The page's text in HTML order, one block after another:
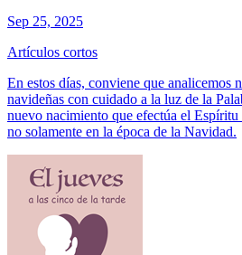
Sep 25, 2025
Artículos cortos
En estos días, conviene que analicemos
navideñas con cuidado a la luz de la
nuevo nacimiento que efectúa el
no solamente en la época de la Navidad.